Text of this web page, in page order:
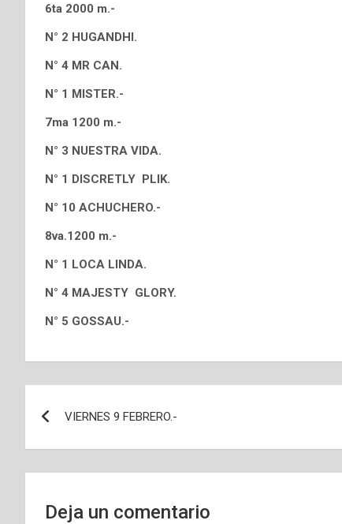
6ta 2000 m.-
N° 2 HUGANDHI.
N° 4 MR CAN.
N° 1 MISTER.-
7ma 1200 m.-
N° 3 NUESTRA VIDA.
N° 1 DISCRETLY PLIK.
N° 10 ACHUCHERO.-
8va.1200 m.-
N° 1 LOCA LINDA.
N° 4 MAJESTY GLORY.
N° 5 GOSSAU.-
de
entradas
VIERNES 9 FEBRERO.-
Deja un comentario